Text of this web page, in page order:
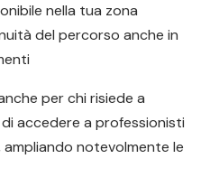
nella tua zona
del percorso anche in
per chi risiede a
accedere a professionisti
notevolmente le